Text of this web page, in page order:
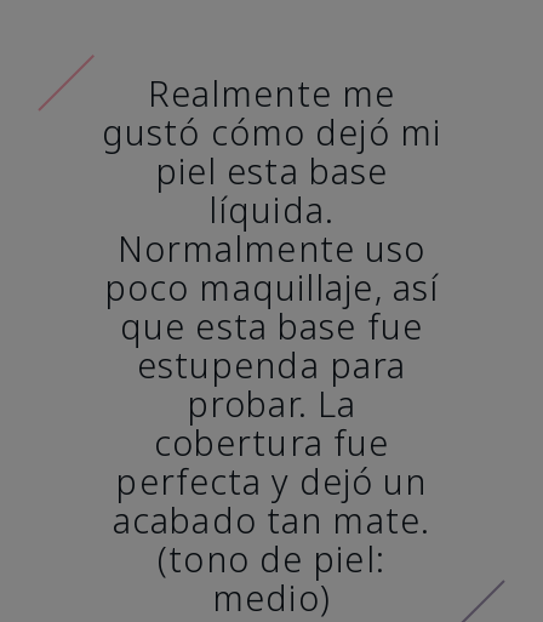
Realmente me
gustó cómo dejó mi
piel esta base
líquida.
Normalmente uso
poco maquillaje, así
que esta base fue
estupenda para
probar. La
cobertura fue
perfecta y dejó un
acabado tan mate.
(tono de piel:
medio)